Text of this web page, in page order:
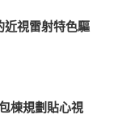
視雷射特色驅
棟規劃貼心視